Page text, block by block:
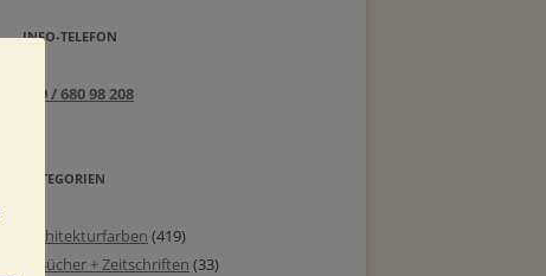
INFO-TELEFON
089 / 680 98 208
KATEGORIEN
Architekturfarben (419)
Bücher + Zeitschriften (33)